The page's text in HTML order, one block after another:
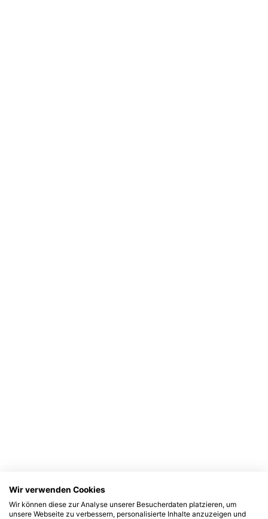
Wir verwenden Cookies
Wir können diese zur Analyse unserer Besucherdaten platzieren, um
unsere Webseite zu verbessern, personalisierte Inhalte anzuzeigen und